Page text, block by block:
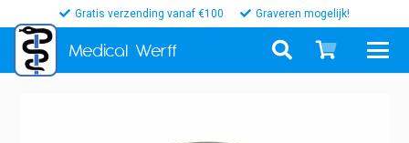
Gratis verzending vanaf €100 Graveren mogelijk!
Medical Werff